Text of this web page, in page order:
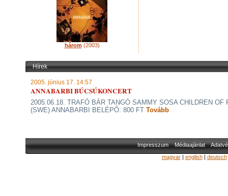
három(2003)
Hírek
2005. június 17. 14:57
ANNABARBI BÚCSÚKONCERT
2005.06.18. TRAFÓ BÁR TANGÓ SAMMY SOSA CHILDREN OF
(SWE) ANNABARBI BELÉPŐ: 800 FT Tovább
Impresszum Médiaajánlat
magyar| english| deutsch